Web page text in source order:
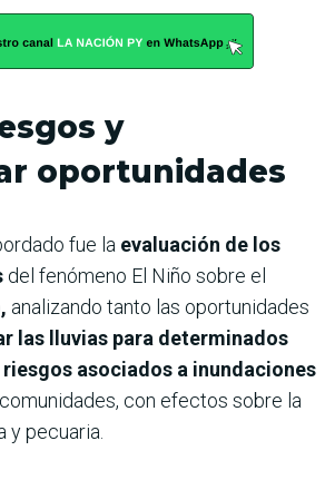
y
oportunidades
fue la evaluación de los
del fenómeno El Niño sobre el
analizando tanto las oportunidades
las lluvias para determinados
asociados a inundaciones
con efectos sobre la
pecuaria.